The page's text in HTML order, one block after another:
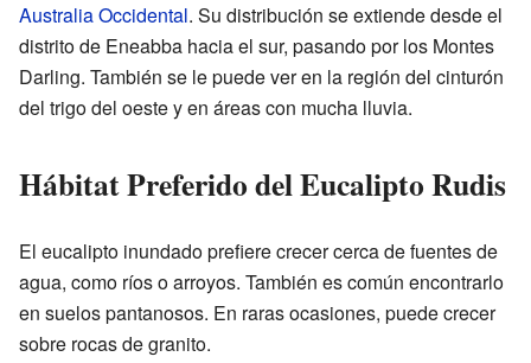
Australia Occidental. Su distribución se extiende desde el
distrito de Eneabba hacia el sur, pasando por los Montes
Darling. También se le puede ver en la región del cinturón
del trigo del oeste y en áreas con mucha lluvia.
Hábitat Preferido del Eucalipto Rudis
El eucalipto inundado prefiere crecer cerca de fuentes de
agua, como ríos o arroyos. También es común encontrarlo
en suelos pantanosos. En raras ocasiones, puede crecer
sobre rocas de granito.